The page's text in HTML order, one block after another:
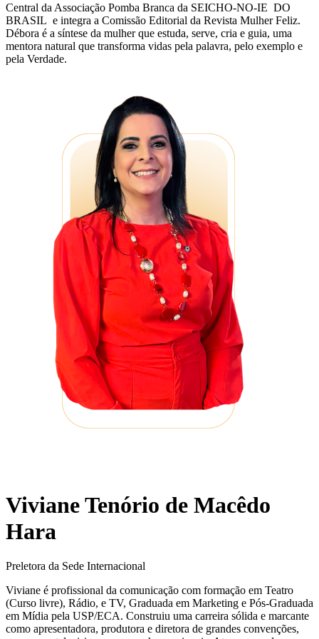
Central da Associação Pomba Branca da SEICHO-NO-IE DO
BRASIL e integra a Comissão Editorial da Revista Mulher Feliz.
Débora é a síntese da mulher que estuda, serve, cria e guia, uma
mentora natural que transforma vidas pela palavra, pelo exemplo e
pela Verdade.
Viviane Tenório de Macêdo
Hara
Preletora da Sede Internacional
Viviane é profissional da comunicação com formação em Teatro
(Curso livre), Rádio, e TV, Graduada em Marketing e Pós-Graduada
em Mídia pela USP/ECA. Construiu uma carreira sólida e marcante
como apresentadora, produtora e diretora de grandes convenções,